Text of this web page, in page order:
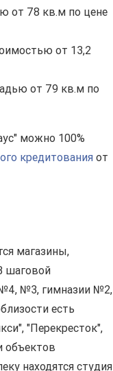
от 78 кв.м по цене
от 13,2
от 79 кв.м по
можно 100%
кредитования от
магазины,
шаговой
№3, гимназии №2,
есть
"Перекресток",
объектов
находятся студия